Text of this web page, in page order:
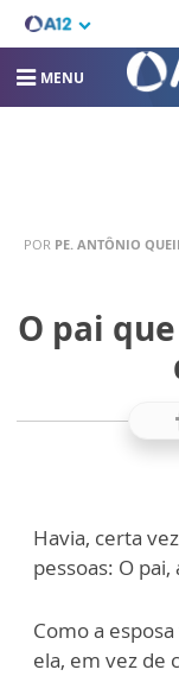
MENU
POR PE. ANTÔNIO
O pai
Havia, certa
pessoas: O
Como a
ela, em vez de